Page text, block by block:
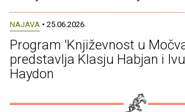
NAJAVA • 25.06.2026.
Program 'Književnost u
predstavlja Klasju Habjan i
Haydon